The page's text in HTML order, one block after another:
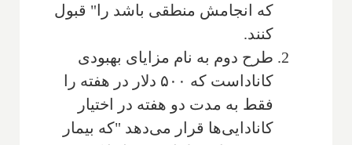
که انجامش منطقی باشد را" قبول
کنند.
طرح دوم به نام مزایای بهبودی
کاناداست که ۵۰۰ دلار در هفته را
فقط به مدت دو هفته در اختیار
کانادایی‌ها قرار می‌دهد "که بیمار